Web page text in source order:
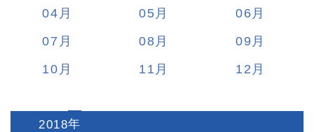
04
05
06
07
08
09
10
11 12
2018: